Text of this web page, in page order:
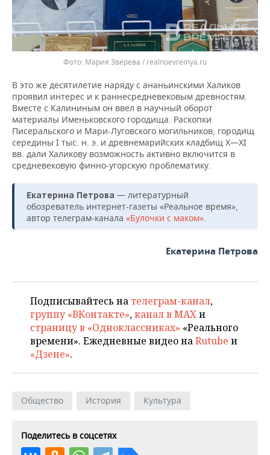
Мария Зверева / realnoevremya.ru
В это же десятилетие наряду с ананьинскими Халиков
проявил интерес и к раннесредневековым древностям.
Вместе с Калининым он ввел в научный оборот
материалы Именьковского городища. Раскопки
Писеральского и Мари-Луговского могильников, городищ
середины I тыс. н. э. и древнемарийских кладбищ Х—XI
вв. дали Халикову возможность активно включится в
средневековую финно-угорскую проблематику.
Екатерина Петрова — литературный
обозреватель интернет-газеты «Реальное время»,
автор телеграм-канала «Булочки с маком».
Екатерина Петрова
Подписывайтесь на телеграм-канал,
группу «ВКонтакте»,канал в MAXи
страницу в «Одноклассниках» «Реального
времени». Ежедневные видео наRutube и
«Дзене».
Общество История Культура
Поделитесь в соцсетях